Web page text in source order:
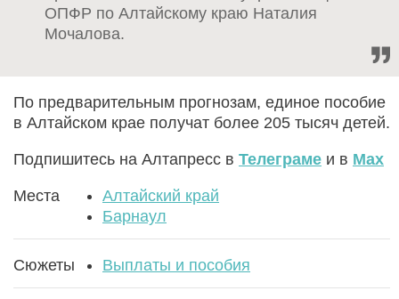
ОПФР по Алтайскому краю Наталия
Мочалова.
По предварительным прогнозам, единое пособие
в Алтайском крае получат более 205 тысяч детей.
Подпишитесь на Алтапресс в Телеграме и в Max
Места
Алтайский край
Барнаул
Сюжеты Выплаты и пособия